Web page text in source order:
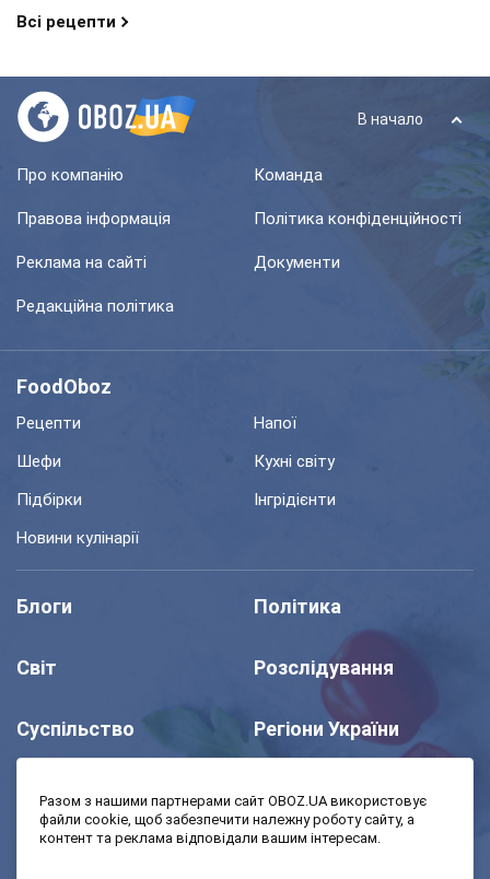
Всі рецепти
В начало
Про компанію Команда
Правова інформація Політика конфіденційності
Реклама на сайті Документи
Редакційна політика
FoodOboz
Рецепти
Напої
Шефи
Кухні світу
Підбірки
Інгрідієнти
Новини кулінарії
Блоги Політика
Світ Розслідування
Суспільство Регіони України
Моя школа Авто
Разом з нашими партнерами сайт OBOZ.UA використовує
файли cookie, щоб забезпечити належну роботу сайту, а
контент та реклама відповідали вашим інтересам.